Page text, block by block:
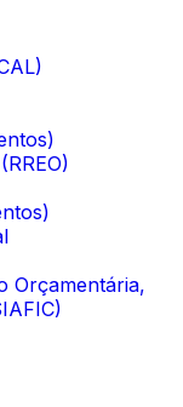
Orçamentária,